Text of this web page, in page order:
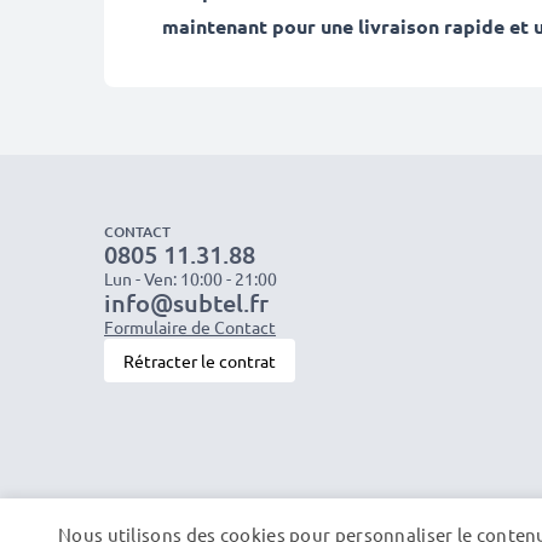
maintenant pour une livraison rapide et
CONTACT
0805 11.31.88
Lun - Ven: 10:00 - 21:00
info@subtel.fr
Formulaire de Contact
Rétracter le contrat
Nous utilisons des cookies pour personnaliser le